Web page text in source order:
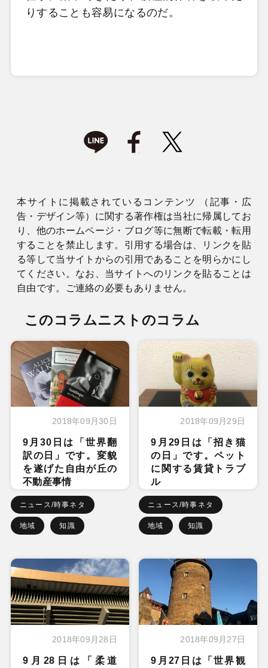
りすることも容易になるのだ。
本サイトに掲載されているコンテンツ （記事・広
告・デザイン等）に関する著作権は当社に帰属してお
り、他のホームページ・ブログ等に無断で転載・転用
することを禁止します。引用する場合は、リンクを貼
る等して当サイトからの引用であることを明らかにし
てください。なお、当サイトへのリンクを貼ることは
自由です。ご連絡の必要もありません。
このコラムニストのコラム
2018年09月30日
9月30日は「世界翻
訳の日」です。変貌
を遂げた自由が丘の
不動産事情
ニュース/時事ネタ
地域 知識
2018年09月29日
9月29日は「招き猫
の日」です。ペット
に関する賃貸トラブ
ル
ニュース/時事ネタ
地域 知識
2018年09月28日
9月28日は「柔道
2018年09月27日
9月27日は「世界観